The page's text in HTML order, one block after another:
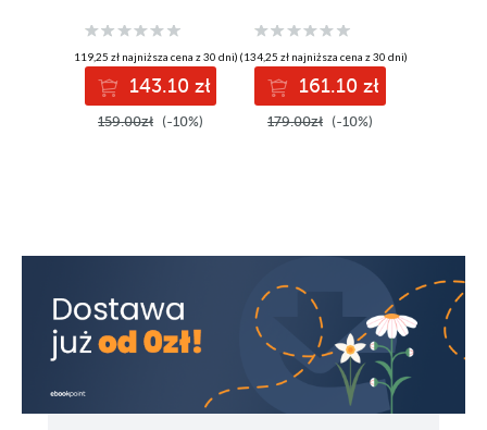
produce great
results using pro-
level practices,
techniques, and
solutions - Third
Edition
(119,25 zł najniższa cena z 30 dni)
143.10 zł
159.00zł (-10%)
learning, research,
and collaboration
experience to the
next level
(134,25 zł najniższa cena z 30 dni)
161.10 zł
179.00zł (-10%)